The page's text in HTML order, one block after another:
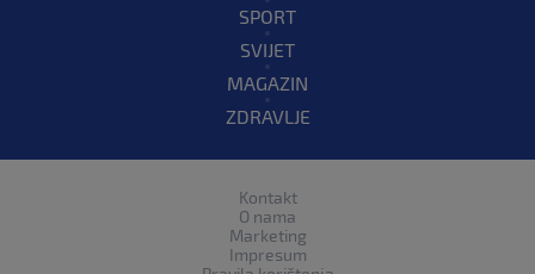
SPORT
SVIJET
MAGAZIN
ZDRAVLJE
Kontakt
O nama
Marketing
Impresum